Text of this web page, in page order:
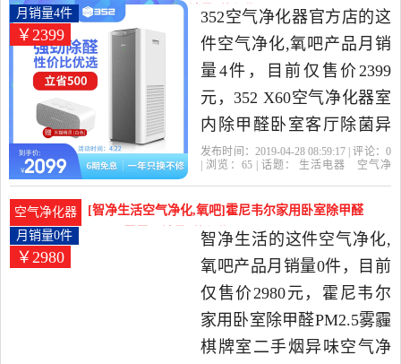
由北京发货。
化器室内除甲醛月销量4件仅售2399元
￥2399
月销量4件
352空气净化器官方店的这
件空气净化,氧吧产品月销
量4件，目前仅售价2399
元，352 X60空气净化器室
内除甲醛卧室客厅除菌异
味二手烟是2019年352空气
器当中性价比很高的空气
净化,氧吧，由北京发货。
发布时间：2019-04-28 08:59:17 | 评论： 0
| 浏览： 65| 话题： 生活电器
空气净
空气净化器
[智净生活空气净化,氧吧]霍尼韦尔家用卧室除甲醛
PM2.5雾霾月销量0件仅售2980元
￥2980
月销量0件
智净生活的这件空气净化,
氧吧产品月销量0件，目前
仅售价2980元，霍尼韦尔
家用卧室除甲醛PM2.5雾霾
棋牌室二手烟异味空气净